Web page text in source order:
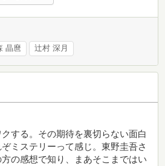
晶麿 辻村 深月
する。その期待を裏切らない面白
ミステリーって感じ。東野圭吾さ
の感想で知り、まあそこまではい